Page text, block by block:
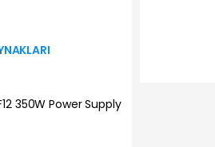
350W Power Supply